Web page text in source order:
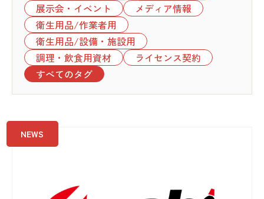
展示会・イベント
メディア情報
衛生用品/作業者用
衛生用品/設備・施設用
調理・飲食用資材
ライセンス契約
すべてのタグ
NEWS